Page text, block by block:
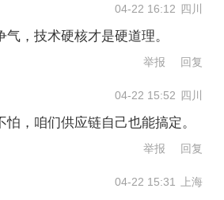
长也说明产能仍在持续
展海外市场的动作。该
晚间公告称，全资子公司
市公司SuperX的子公司
LIMITED等共
04-22 16:12 四川
气，技术硬核才是硬道理。
举报 回复
04-22 15:52 四川
怕，咱们供应链自己也能搞定。
举报 回复
04-22 15:31 上海